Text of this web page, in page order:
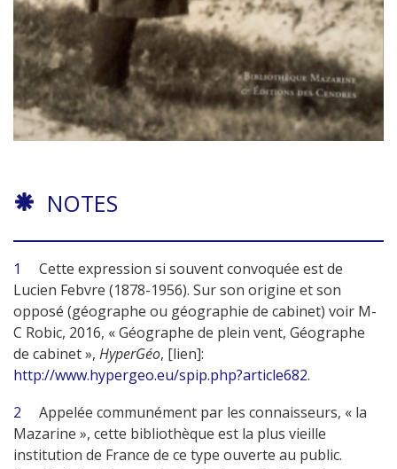
NOTES
1
Cette expression si souvent convoquée est de
Lucien Febvre (1878-1956). Sur son origine et son
opposé (géographe ou géographie de cabinet) voir M-
C Robic, 2016, « Géographe de plein vent, Géographe
de cabinet », HyperGéo, [lien]:
http://www.hypergeo.eu/spip.php?article682.
2
Appelée communément par les connaisseurs, « la
Mazarine », cette bibliothèque est la plus vieille
institution de France de ce type ouverte au public.